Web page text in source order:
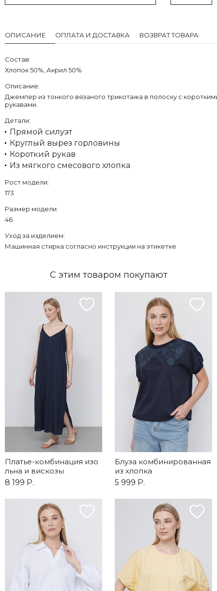
ОПИСАНИЕ ОПЛАТА И ДОСТАВКА ВОЗВРАТ ТОВАРА
Состав:
Хлопок 50%, Акрил 50%
Описание:
Джемпер из тонкого вязаного трикотажа в полоску с
рукавами.
Детали:
Прямой силуэт
Круглый вырез горловины
Короткий рукав
Из мягкого смесового хлопка
Рост модели:
173
Размер модели:
46
Уход за изделием:
Машинная стирка согласно инструкции на этикетке
С этим товаром покупают
Платье-комбинация изо
льна и вискозы
8 199 Р.
Блуза комбинированная
из хлопка
5 999 Р.